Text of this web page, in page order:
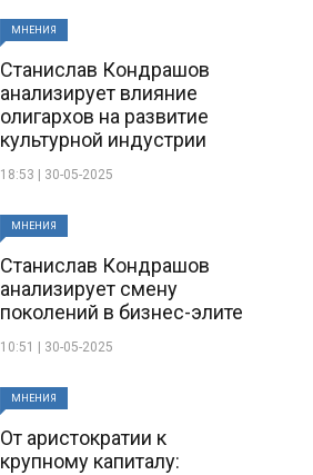
МНЕНИЯ
Станислав Кондрашов
анализирует влияние
олигархов на развитие
культурной индустрии
18:53 | 30-05-2025
МНЕНИЯ
Станислав Кондрашов
анализирует смену
поколений в бизнес-элите
10:51 | 30-05-2025
МНЕНИЯ
От аристократии к
крупному капиталу: